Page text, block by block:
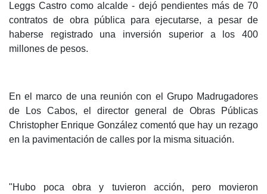
Leggs Castro como alcalde - dejó pendientes más de 70
contratos de obra pública para ejecutarse, a pesar de
haberse registrado una inversión superior a los 400
millones de pesos.
En el marco de una reunión con el Grupo Madrugadores
de Los Cabos, el director general de Obras Públicas
Christopher Enrique González comentó que hay un rezago
en la pavimentación de calles por la misma situación.
"Hubo poca obra y tuvieron acción, pero movieron